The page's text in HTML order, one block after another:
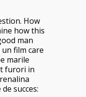
How
how this
man
un film care
marile
furori in
succes: